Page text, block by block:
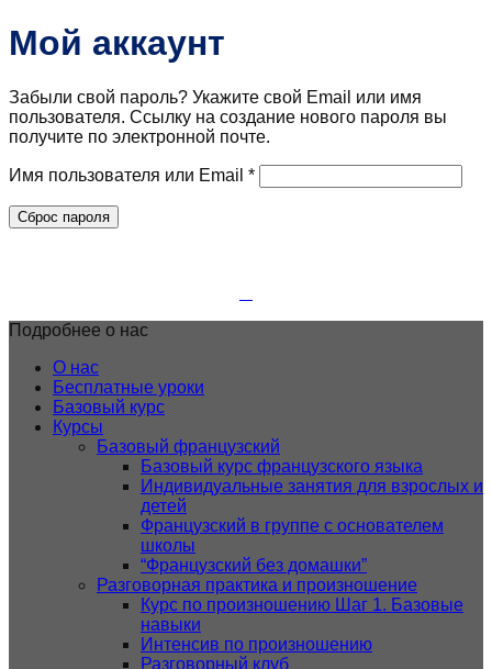
Мой аккаунт
Забыли свой пароль? Укажите свой Email или имя
пользователя. Ссылку на создание нового пароля вы
получите по электронной почте.
Имя пользователя или Email *Обязательно
Сброс пароля
Подробнее о нас
О нас
Бесплатные уроки
Базовый курс
Курсы
Базовый французский
Базовый курс французского языка
Индивидуальные занятия для взрослых и
детей
Французский в группе с основателем
школы
“Французский без домашки”
Разговорная практика и произношение
Курс по произношению Шаг 1. Базовые
навыки
Интенсив по произношению
Разговорный клуб